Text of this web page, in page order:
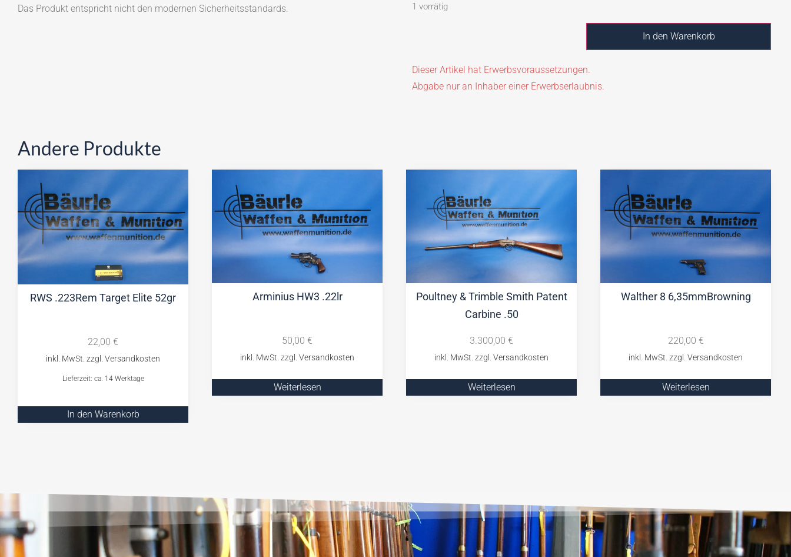
Das Produkt entspricht nicht den modernen Sicherheitsstandards.
1 vorrätig
In den Warenkorb
Dieser Artikel hat Erwerbsvoraussetzungen.
Abgabe nur an Inhaber einer Erwerbserlaubnis.
Andere Produkte
RWS .223Rem Target Elite 52gr
22,00 €
Lieferzeit: ca. 14 Werktage
In den Warenkorb
Arminius HW3 .22lr
50,00 €
Weiterlesen
Poultney & Trimble Smith Patent
Carbine .50
3.300,00 €
Weiterlesen
Walther 8 6,35mmBrowning
220,00 €
Weiterlesen